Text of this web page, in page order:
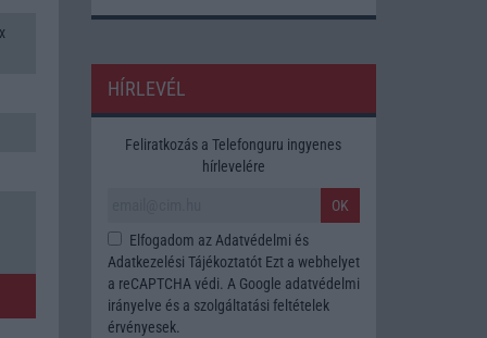
HÍRLEVÉL
Feliratkozás a Telefonguru ingyenes
hírlevelére
OK
Elfogadom az Adatvédelmi és
Adatkezelési TájékoztatótEzt a webhelyet
a reCAPTCHA védi. A Google adatvédelmi
irányelve és a szolgáltatási feltételek
érvényesek.